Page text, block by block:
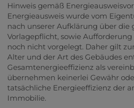
Hinweis gemäß
Energieausweis wurde vom
nach unserer Aufklärung über die
Vorlagepflicht, sowie
noch nicht vorgelegt. Daher gilt
Alter und der Art des Gebäudes
Gesamtenergieeffizienz als
übernehmen keinerlei Gewähr
tatsächliche Energieeffizienz der
Immobilie.